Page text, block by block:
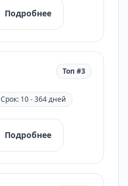
Подробнее
Топ #3
Срок: 10 - 364 дней
Подробнее